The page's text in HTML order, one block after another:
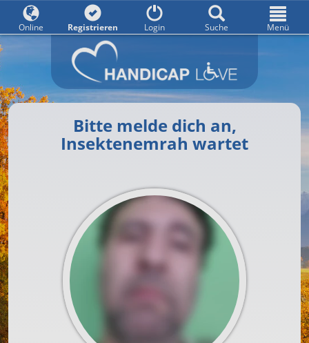
Bitte melde dich an,
Insektenemrah wartet
Online Registrieren Login Suche Menü